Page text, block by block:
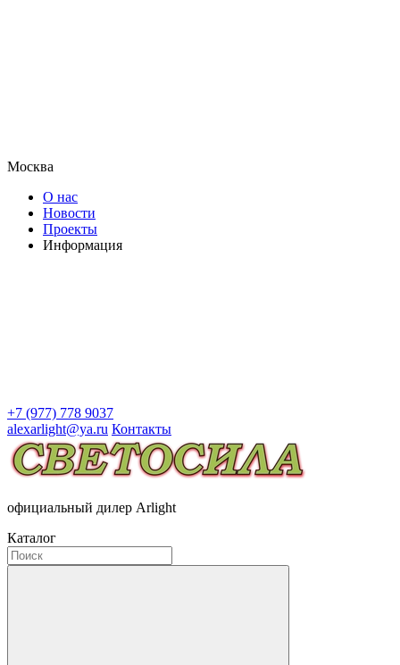
Москва
О нас
Новости
Проекты
Информация
+7 (977) 778 9037
alexarlight@ya.ru Контакты
официальный дилер Arlight
Каталог